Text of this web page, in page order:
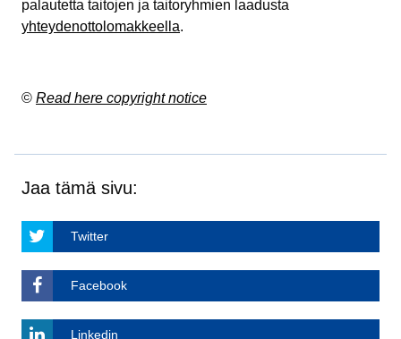
palautetta taitojen ja taitoryhmien laadusta
yhteydenottolomakkeella.
© Read here copyright notice
Jaa tämä sivu:
Twitter
Facebook
Linkedin